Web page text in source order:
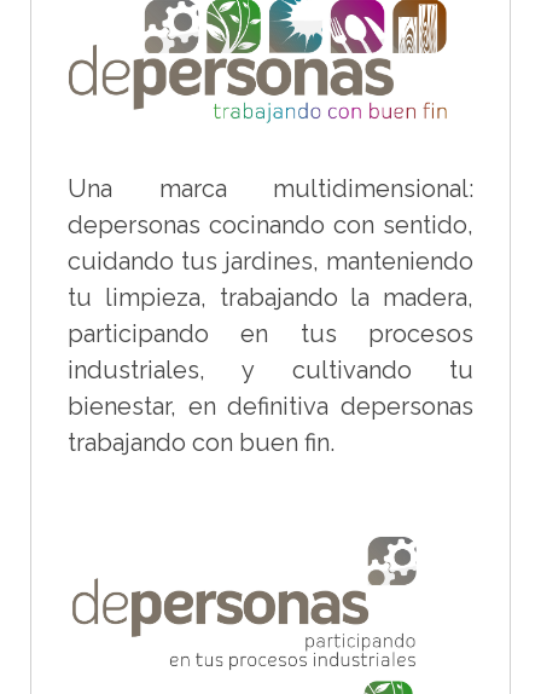
Una marca multidimensional:
depersonas cocinando con sentido,
cuidando tus jardines, manteniendo
tu limpieza, trabajando la madera,
participando en tus procesos
industriales, y cultivando tu
bienestar, en definitiva depersonas
trabajando con buen fin.